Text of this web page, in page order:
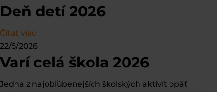
Deň detí 2026
Čítať viac
22/5/2026
Varí celá škola 2026
Jedna z najobľúbenejších školských aktivít opäť